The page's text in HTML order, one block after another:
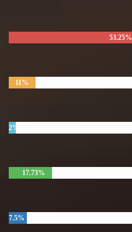
53.25%
11%
2%
17.73%
7.5%